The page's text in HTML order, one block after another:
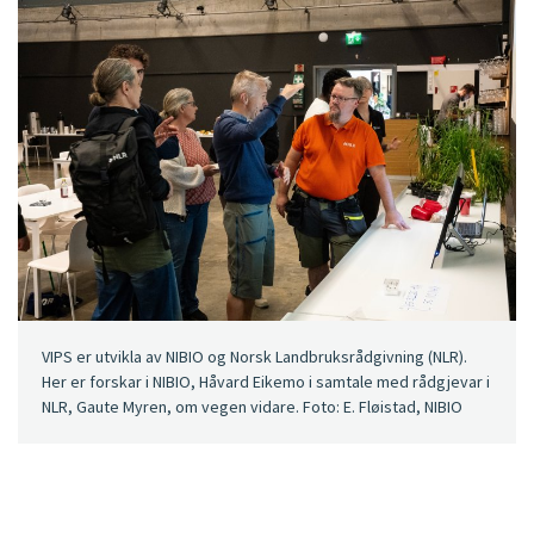
VIPS er utvikla av NIBIO og Norsk Landbruksrådgivning (NLR).
Her er forskar i NIBIO, Håvard Eikemo i samtale med rådgjevar i
NLR, Gaute Myren, om vegen vidare. Foto: E. Fløistad, NIBIO